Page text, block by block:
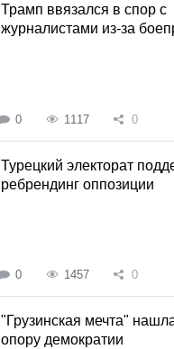
Трамп ввязался в спор с
журналистами из-за
0 1117 0
Турецкий электорат
ребрендинг оппозиции
0 1457 0
"Грузинская мечта"
опору демократии